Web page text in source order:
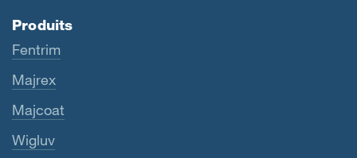
Produits
Fentrim
Majrex
Majcoat
Wigluv